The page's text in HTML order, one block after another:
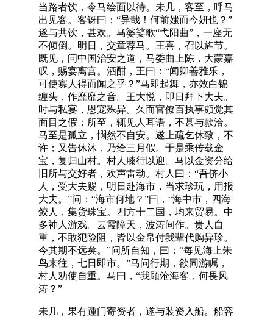
当路者饮，令马绘面以待。未几，客至，呼马
出见客。客讶曰：“异哉！何前媸而今妍也？”
遂与共饮，甚欢。马婆娑歌“弋阳曲”，一座无
不倾倒。明日，交章荐马。王喜，召以旌节。
既见，问中国治安之道，马委曲上陈，大蒙嘉
叹，赐宴离宫。酒酣，王曰：“闻卿善雅乐，
可使寡人得而闻之乎？”马即起舞，亦效白锦
缠头，作靡靡之音。王大悦，即日拜下大夫。
时与私宴，恩宠殊异。久而官僚百执事颇觉其
面目之假；所至，辄见人耳语，不甚与款洽。
马至是孤立，憪然不自安。遂上疏乞休致，不
许；又告休沐，乃给三月假。于是乘传载金
宝，复归山村。村人膝行以迎。马以金资分给
旧所与交好者，欢声雷动。村人曰：“吾侪小
人，受大夫赐，明日赴海市，当求珍玩，用报
大夫。”问：“海市何地？”曰，“海中市，四海
鲛人，集货珠宝。四方十二国，均来贸易。中
多神人游戏。云霞障天，波涛间作。贵人自
重，不敢犯险阻，皆以金帛付我辈代购异珍。
今其期不远矣。”问所自知，曰：“每见海上朱
鸟来往，七日即市。”马问行期，欲同游瞩，
村人劝使自重。马曰，“我顾沧海客，何畏风
涛？”
未几，果有踵门寄资者，遂与装资入船。船容